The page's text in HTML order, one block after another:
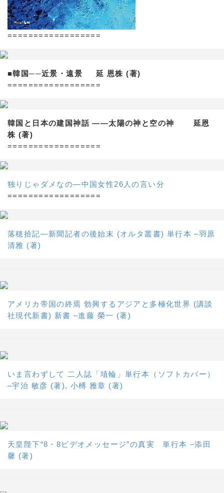
==================
■韓国──近景・遠景 延 恩株 (著)
==================
韓国と日本の建国神話 ——太陽の神と空の神 延恩
株 (著)
==================
独りじゃダメなの―中国女性26人の言い分
==================
落穂拾記―新聞記者の後始末 (オルタ叢書) 単行本 –羽原
清雅 (著)
アメリカ帝国の終焉 勃興するアジアと多極化世界 (講談
社現代新書) 新書 –進藤 榮一 (著)
いま言わずして 二人誌「埴輪」単行本（ソフトカバー）
–宇治 敏彦 (著), 小榑 雅章 (著)
天皇陛下“8・8ビデオメッセージ”の真実 単行本 –添田
馨 (著)